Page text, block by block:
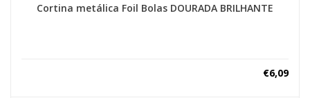
Cortina metálica Foil Bolas DOURADA BRILHANTE
€6,09